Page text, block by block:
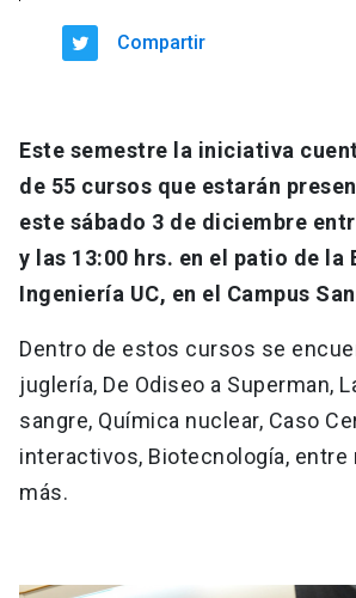
Compartir
Este semestre la iniciativa
de 55 cursos que estarán
este sábado 3 de diciembre
y las 13:00 hrs. en el patio de la
Ingeniería UC, en el Campus
Dentro de estos cursos se
juglería, De Odiseo a Superman,
sangre, Química nuclear, Caso
interactivos, Biotecnología,
más.